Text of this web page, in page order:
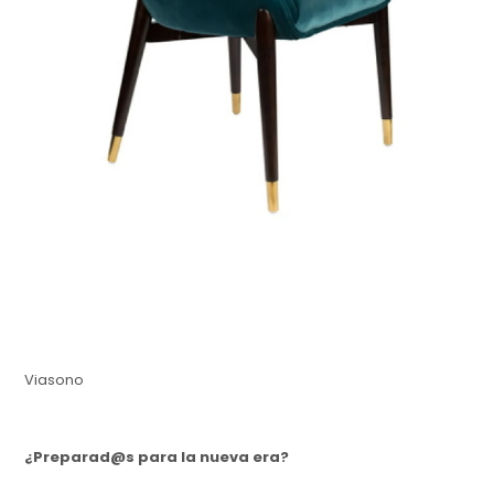
Viasono
¿Preparad@s para la nueva era?